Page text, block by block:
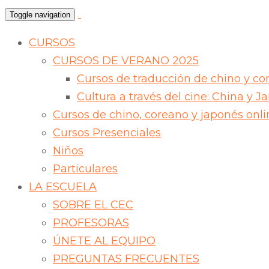
Toggle navigation
CURSOS
CURSOS DE VERANO 2025
Cursos de traducción de chino y
Cultura a través del cine: China y
Cursos de chino, coreano y japonés
Cursos Presenciales
Niños
Particulares
LA ESCUELA
SOBRE EL CEC
PROFESORAS
ÚNETE AL EQUIPO
PREGUNTAS FRECUENTES